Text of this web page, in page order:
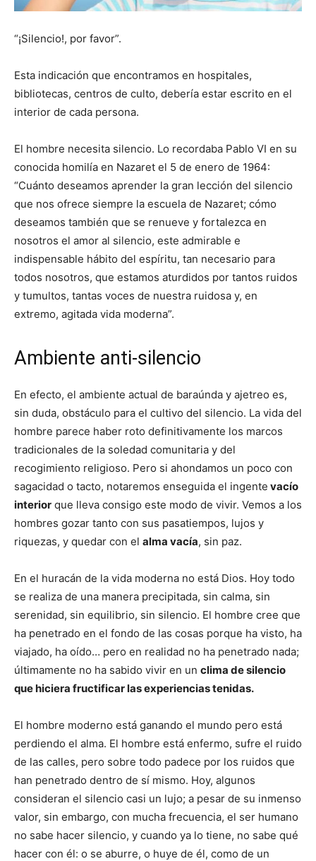
“¡Silencio!, por favor”.
Esta indicación que encontramos en hospitales,
bibliotecas, centros de culto, debería estar escrito en el
interior de cada persona.
El hombre necesita silencio. Lo recordaba Pablo VI en su
conocida homilía en Nazaret el 5 de enero de 1964:
“Cuánto deseamos aprender la gran lección del silencio
que nos ofrece siempre la escuela de Nazaret; cómo
deseamos también que se renueve y fortalezca en
nosotros el amor al silencio, este admirable e
indispensable hábito del espíritu, tan necesario para
todos nosotros, que estamos aturdidos por tantos ruidos
y tumultos, tantas voces de nuestra ruidosa y, en
extremo, agitada vida moderna”.
Ambiente anti-silencio
En efecto, el ambiente actual de baraúnda y ajetreo es,
sin duda, obstáculo para el cultivo del silencio. La vida del
hombre parece haber roto definitivamente los marcos
tradicionales de la soledad comunitaria y del
recogimiento religioso. Pero si ahondamos un poco con
sagacidad o tacto, notaremos enseguida el ingente vacío
interior que lleva consigo este modo de vivir. Vemos a los
hombres gozar tanto con sus pasatiempos, lujos y
riquezas, y quedar con el alma vacía, sin paz.
En el huracán de la vida moderna no está Dios. Hoy todo
se realiza de una manera precipitada, sin calma, sin
serenidad, sin equilibrio, sin silencio. El hombre cree que
ha penetrado en el fondo de las cosas porque ha visto, ha
viajado, ha oído… pero en realidad no ha penetrado nada;
últimamente no ha sabido vivir en un clima de silencio
que hiciera fructificar las experiencias tenidas.
El hombre moderno está ganando el mundo pero está
perdiendo el alma. El hombre está enfermo, sufre el ruido
de las calles, pero sobre todo padece por los ruidos que
han penetrado dentro de sí mismo. Hoy, algunos
consideran el silencio casi un lujo; a pesar de su inmenso
valor, sin embargo, con mucha frecuencia, el ser humano
no sabe hacer silencio, y cuando ya lo tiene, no sabe qué
hacer con él: o se aburre, o huye de él, como de un